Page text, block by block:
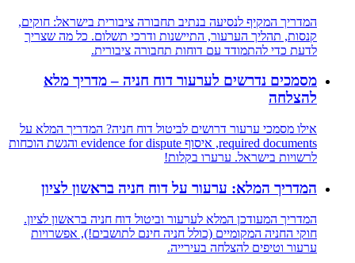
המדריך המקיף לנסיעה בנתיב תחבורה ציבורית בישראל: חוקים,
קנסות, תהליך הערעור, התיישנות ודרכי תשלום. כל מה שצריך
לדעת כדי להתמודד עם דוחות תחבורה ציבורית.
מסמכים נדרשים לערעור דוח חניה – מדריך מלא
להצלחה
אילו מסמכי ערעור דרושים לביטול דוח חניה? המדריך המלא על
required documents, איסוף evidence for dispute והגשת הוכחות
לרשויות בישראל. ערערו בקלות!
המדריך המלא: ערעור על דוח חניה בראשון לציון
המדריך המעודכן המלא לערעור וביטול דוח חניה בראשון לציון.
חוקי החניה המקומיים (כולל חניה חינם לתושבים!), אפשרויות
ערעור וטיפים להצלחה בעירייה.